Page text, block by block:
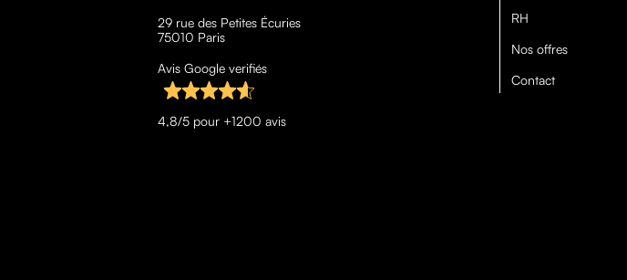
29 rue des Petites Écuries
75010 Paris
Avis Google verifiés
4,8/5 pour +1200 avis
RH
Nos offres
Contact